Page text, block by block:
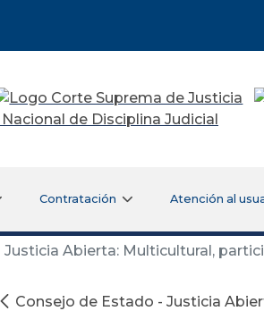
Contratación Atención al
Abierta: Multicultural,
Consejo de Estado - Justicia